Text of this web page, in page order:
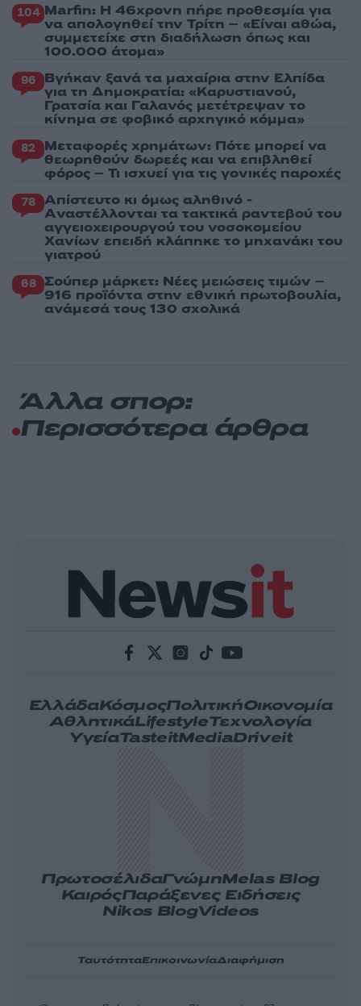
104 Marfin: Η 46χρονη πήρε προθεσμία για
να απολογηθεί την Τρίτη – «Είναι αθώα,
συμμετείχε στη διαδήλωση όπως και
100.000 άτομα»
96 Βγήκαν ξανά τα μαχαίρια στην Ελπίδα
για τη Δημοκρατία: «Καρυστιανού,
Γρατσία και Γαλανός μετέτρεψαν το
κίνημα σε φοβικό αρχηγικό κόμμα»
82 Μεταφορές χρημάτων: Πότε μπορεί να
θεωρηθούν δωρεές και να επιβληθεί
φόρος – Τι ισχυεί για τις γονικές παροχές
78 Απίστευτο κι όμως αληθινό -
Aναστέλλονται τα τακτικά ραντεβού του
αγγειοχειρουργού του νοσοκομείου
Χανίων επειδή κλάπηκε το μηχανάκι του
γιατρού
68 Σούπερ μάρκετ: Νέες μειώσεις τιμών –
916 προϊόντα στην εθνική πρωτοβουλία,
ανάμεσά τους 130 σχολικά
Άλλα σπορ:
Περισσότερα άρθρα
ΕλλάδαΚόσμοςΠολιτικήΟικονομία
ΑθλητικάLifestyleΤεχνολογία
ΥγείαTasteitMediaDriveit
ΠρωτοσέλιδαΓνώμηMelas Blog
ΚαιρόςΠαράξενες Ειδήσεις
Nikos BlogVideos
ΤαυτότηταΕπικοινωνίαΔιαφήμιση